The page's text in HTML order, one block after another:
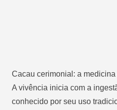
Cacau cerimonial: a
A vivência inicia com a
conhecido por seu uso